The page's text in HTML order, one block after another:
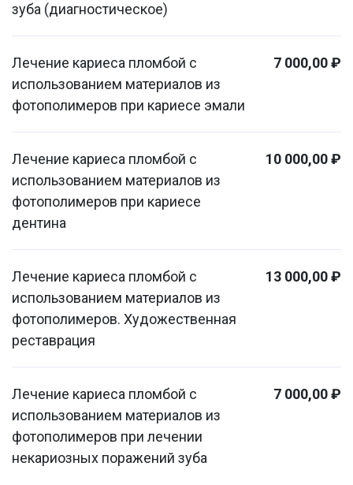
зуба (диагностическое)
Лечение кариеса пломбой с
использованием материалов из
фотополимеров при кариесе эмали
7 000,00 ₽
Лечение кариеса пломбой с
использованием материалов из
фотополимеров при кариесе
дентина
10 000,00 ₽
Лечение кариеса пломбой с
использованием материалов из
фотополимеров. Художественная
реставрация
13 000,00 ₽
Лечение кариеса пломбой с
использованием материалов из
фотополимеров при лечении
некариозных поражений зуба
7 000,00 ₽